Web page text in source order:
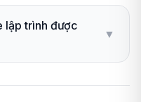
lập trình được
▼